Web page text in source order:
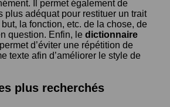
Il permet également de
plus adéquat pour restituer un trait
la fonction, etc. de la chose, de
question. Enfin, le dictionnaire
permet d’éviter une répétition de
texte afin d’améliorer le style de
plus recherchés